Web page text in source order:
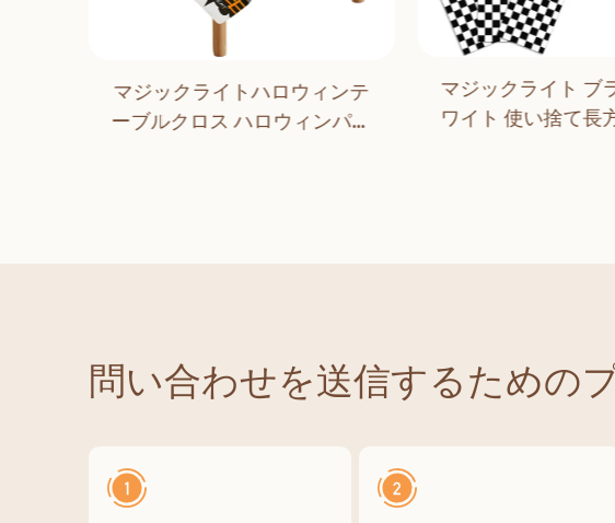
マジックライトハロウィンテ
ーブルクロス ハロウィンパー
マジックライト ブ
ワイト 使い捨て長
ーティー クラシッ
問い合わせを送信するための